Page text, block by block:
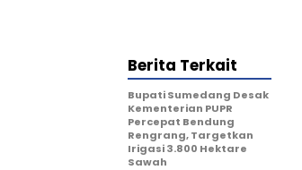
Berita Terkait
Bupati Sumedang Desak
Kementerian PUPR
Percepat Bendung
Rengrang, Targetkan
Irigasi 3.800 Hektare
Sawah